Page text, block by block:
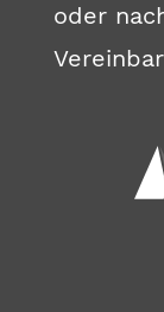
oder